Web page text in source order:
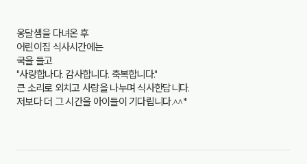
옹달샘을 다녀온 후
어린이집 식사시간에는
국을 들고
"사랑합나다. 감사합니다. 축복합니다."
큰 소리로 외치고 사랑을 나누며 식사한답니다.
저보다 더 그 시간을 아이들이 기다립니다.^^*